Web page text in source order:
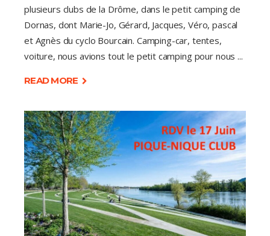
plusieurs clubs de la Drôme, dans le petit camping de
Dornas, dont Marie-Jo, Gérard, Jacques, Véro, pascal
et Agnès du cyclo Bourcain. Camping-car, tentes,
voiture, nous avions tout le petit camping pour nous
READ MORE